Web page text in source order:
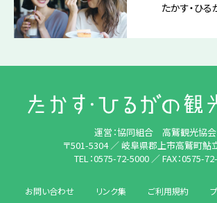
たかす・ひる
運営：協同組合 高鷲観光協会
〒501-5304 ／ 岐阜県郡上市高鷲町鮎
TEL：0575-72-5000／FAX：0575-
お問い合わせ リンク集 ご利用規約